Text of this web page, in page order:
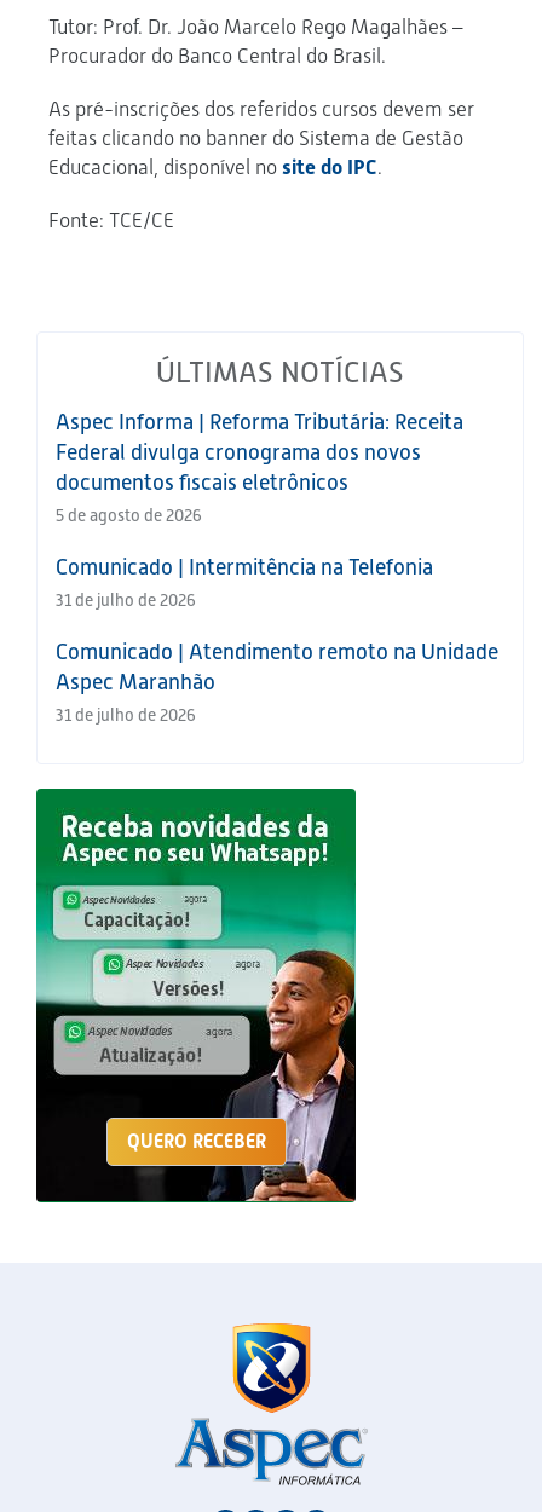
Tutor: Prof. Dr. João Marcelo Rego Magalhães –
Procurador do Banco Central do Brasil.
As pré-inscrições dos referidos cursos devem ser
feitas clicando no banner do Sistema de Gestão
Educacional, disponível no site do IPC.
Fonte: TCE/CE
ÚLTIMAS NOTÍCIAS
Aspec Informa | Reforma Tributária: Receita
Federal divulga cronograma dos novos
documentos fiscais eletrônicos
5 de agosto de 2026
Comunicado | Intermitência na Telefonia
31 de julho de 2026
Comunicado | Atendimento remoto na Unidade
Aspec Maranhão
31 de julho de 2026
QUERO RECEBER